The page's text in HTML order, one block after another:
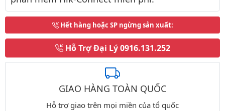
Hết hàng hoặc SP ngừng sản xuất:
Hỗ Trợ Đại Lý0916.131.252
GIAO HÀNG TOÀN QUỐC
Hỗ trợ giao trên mọi miền của tổ quốc